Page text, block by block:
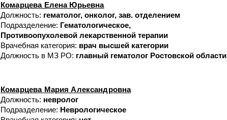
Комарцева Елена Юрьевна
Должность: гематолог, онколог, зав. отделением
Подразделение: Гематологическое
Противоопухолевой лекарственной терапии
Врачебная категория: врач высшей категории
Должность в МЗ РО: главный гематолог Ростовской области
Комарцева Мария Александровна
Должность: невролог
Подразделение: Неврологическое